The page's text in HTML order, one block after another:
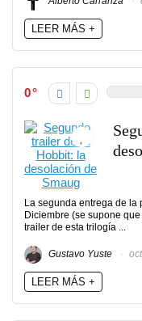
LEER MÁS +
0
La segunda entrega de la
Diciembre (se supone
trailer de esta trilogía ...
Gustavo Yuste
LEER MÁS +